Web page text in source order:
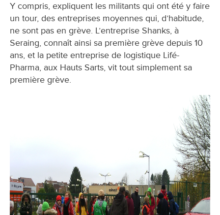
Y compris, expliquent les militants qui ont été y faire
un tour, des entreprises moyennes qui, d’habitude,
ne sont pas en grève. L’entreprise Shanks, à
Seraing, connaît ainsi sa première grève depuis 10
ans, et la petite entreprise de logistique Lifé-
Pharma, aux Hauts Sarts, vit tout simplement sa
première grève.